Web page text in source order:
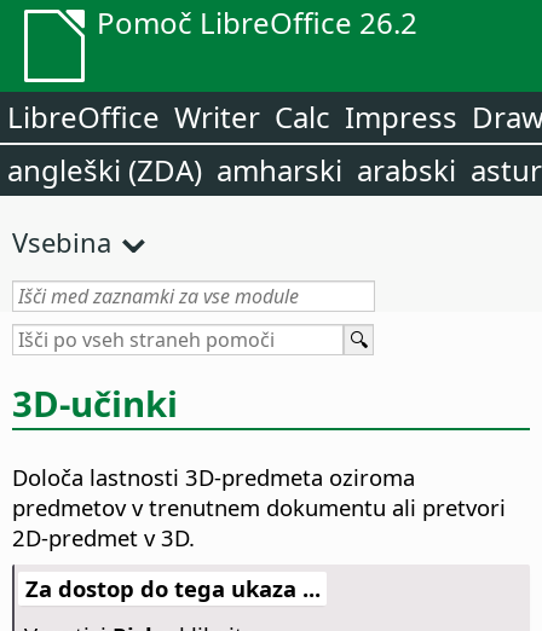
Pomoč LibreOffice 26.2
LibreOffice Writer Calc Impress
angleški (ZDA) amharski arabski
Vsebina
3D-učinki
Določa lastnosti 3D-predmeta oziroma
predmetov v trenutnem dokumentu ali pretvori
2D-predmet v 3D.
Za dostop do tega ukaza ...